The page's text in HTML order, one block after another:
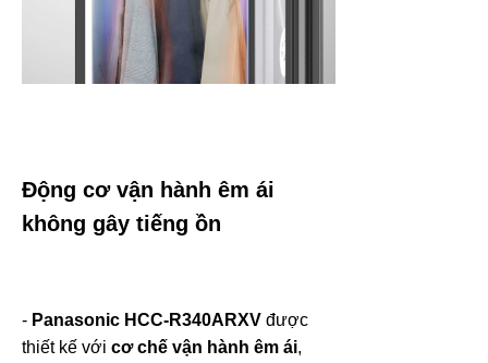
Động cơ vận hành êm ái
không gây tiếng ồn
- Panasonic HCC-R340ARXV được
thiết kế với cơ chế vận hành êm ái,